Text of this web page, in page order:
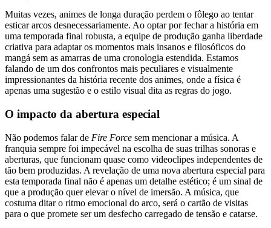
Muitas vezes, animes de longa duração perdem o fôlego ao tentar
esticar arcos desnecessariamente. Ao optar por fechar a história em
uma temporada final robusta, a equipe de produção ganha liberdade
criativa para adaptar os momentos mais insanos e filosóficos do
mangá sem as amarras de uma cronologia estendida. Estamos
falando de um dos confrontos mais peculiares e visualmente
impressionantes da história recente dos animes, onde a física é
apenas uma sugestão e o estilo visual dita as regras do jogo.
O impacto da abertura especial
Não podemos falar de Fire Force sem mencionar a música. A
franquia sempre foi impecável na escolha de suas trilhas sonoras e
aberturas, que funcionam quase como videoclipes independentes de
tão bem produzidas. A revelação de uma nova abertura especial para
esta temporada final não é apenas um detalhe estético; é um sinal de
que a produção quer elevar o nível de imersão. A música, que
costuma ditar o ritmo emocional do arco, será o cartão de visitas
para o que promete ser um desfecho carregado de tensão e catarse.